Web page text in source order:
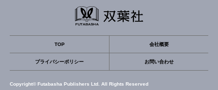
TOP 会社概要
プライバシーポリシー お問い合わせ
Copyright© Futabasha Publishers Ltd. All Rights Reserved